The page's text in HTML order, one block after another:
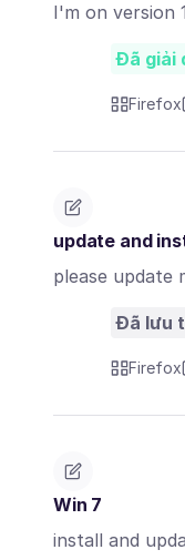
I'm on version
Đã giải
Firefox
update and
please update
Đã lưu
Firefox
Win 7
install and